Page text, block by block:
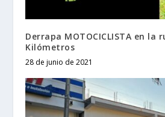
Derrapa MOTOCICLISTA en la
Kilómetros
28 de junio de 2021